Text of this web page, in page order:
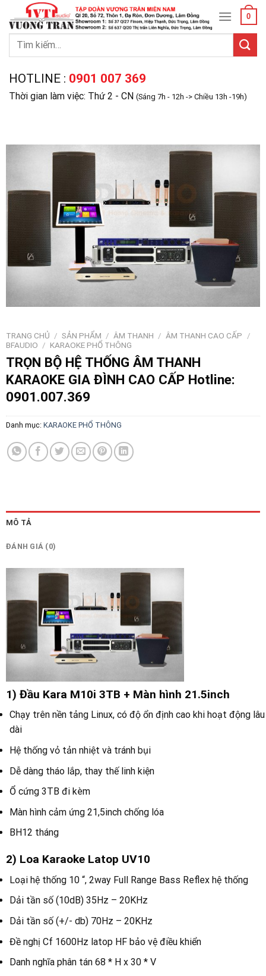
content
0
Tìm
HOTLINE : 0901 007 369
Thời gian làm việc: Thứ 2 - CN (Sáng 7h - 12h -> Chiều 13h -19h)
TRANG CHỦ / SẢN PHẨM / ÂM THANH / ÂM THANH CAO CẤP
/
BFAUDIO / KARAOKE PHỔ THÔNG
TRỌN BỘ HỆ THỐNG ÂM THANH
KARAOKE GIA ĐÌNH CAO CẤP Hotline:
0901.007.369
Danh mục: KARAOKE PHỔ THÔNG
MÔ TẢ
ĐÁNH GIÁ (0)
1) Đầu Kara M10i 3TB + Màn hình 21.5inch
Chạy trên nền tảng Linux, có độ ổn định cao khi hoạt động lâu
dài
Hệ thống vỏ tản nhiệt và tránh bụi
Dễ dàng tháo lắp, thay thế linh kiện
Ổ cứng 3TB đi kèm
Màn hình cảm ứng 21,5inch chống lóa
BH12 tháng
2) Loa Karaoke Latop UV10
Loại hệ thống 10 “, 2way Full Range Bass Reflex hệ thống
Dải tần số (10dB) 35Hz – 20KHz
Dải tần số (+/- db) 70Hz – 20KHz
Đề nghị Cf 1600Hz latop HF bảo vệ điều khiển
Danh nghĩa phân tán 68 * H x 30 * V